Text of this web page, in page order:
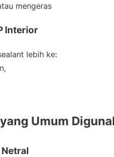
mengeras
Interior
lebih ke:
Umum
Netral